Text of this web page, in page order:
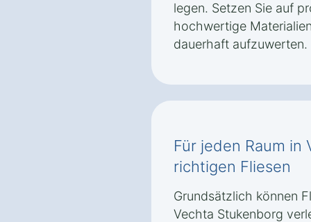
legen. Setzen Sie auf
hochwertige
dauerhaft aufzuwerten.
Für jeden Raum
richtigen Fliesen
Grundsätzlich können
Vechta Stukenborg